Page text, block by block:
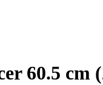
60.5 cm